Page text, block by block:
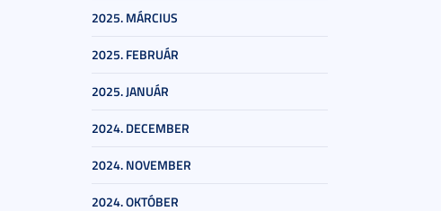
2025. MÁRCIUS
2025. FEBRUÁR
2025. JANUÁR
2024. DECEMBER
2024. NOVEMBER
2024. OKTÓBER